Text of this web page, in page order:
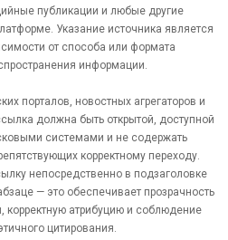
публикации и любые другие
Указание источника является
от способа или формата
информации.
порталов, новостных агрегаторов и
должна быть открытой, доступной
системами и не содержать
корректному переходу.
непосредственно в подзаголовке
— это обеспечивает прозрачность
атрибуцию и соблюдение
цитирования.